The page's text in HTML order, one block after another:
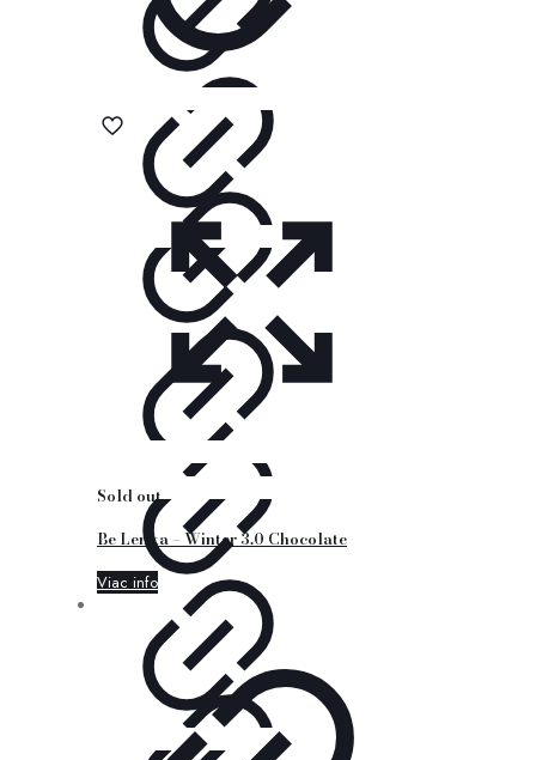
Sold out
Be Lenka – Winter 3.0 Chocolate
Viac info